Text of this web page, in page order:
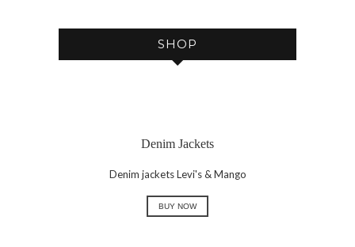
SHOP
Denim Jackets
Denim jackets Levi's & Mango
BUY NOW